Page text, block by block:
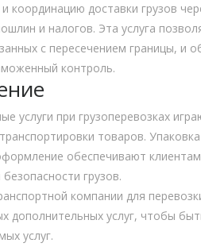
координацию доставки грузов
и налогов. Эта услуга
с пересечением границы, и
контроль.
услуги при грузоперевозках
товаров.
обеспечивают
грузов.
компании для
дополнительных услуг, чтобы
услуг.